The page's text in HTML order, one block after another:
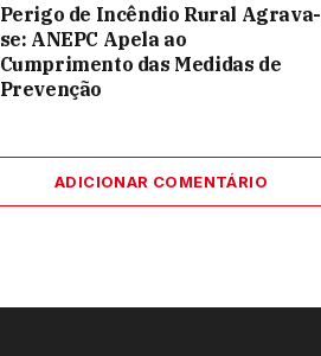
Perigo de Incêndio Rural Agrava-
se: ANEPC Apela ao
Cumprimento das Medidas de
Prevenção
ADICIONAR COMENTÁRIO